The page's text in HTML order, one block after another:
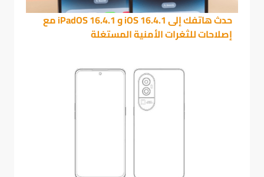
حدث هاتفك إلى iOS 16.4.1 و iPadOS 16.4.1 مع
إصلاحات للثغرات الأمنية المستغلة